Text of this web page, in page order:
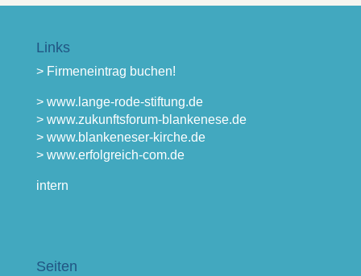
Links
> Firmeneintrag buchen!
> www.lange-rode-stiftung.de
> www.zukunftsforum-blankenese.de
> www.blankeneser-kirche.de
> www.erfolgreich-com.de
intern
Seiten